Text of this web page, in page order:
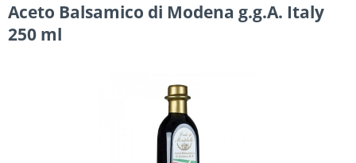
Aceto Balsamico di Modena g.g.A. Italy
250 ml